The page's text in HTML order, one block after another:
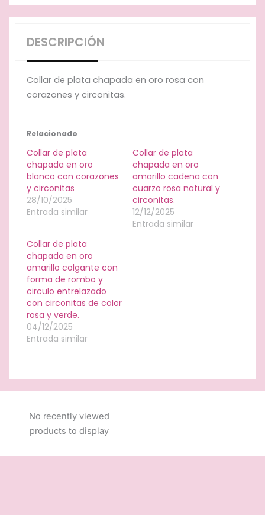
DESCRIPCIÓN
Collar de plata chapada en oro rosa con
corazones y circonitas.
Relacionado
Collar de plata
chapada en oro
blanco con corazones
y circonitas
28/10/2025
Entrada similar
Collar de plata
chapada en oro
amarillo cadena con
cuarzo rosa natural y
circonitas.
12/12/2025
Entrada similar
Collar de plata
chapada en oro
amarillo colgante con
forma de rombo y
circulo entrelazado
con circonitas de color
rosa y verde.
04/12/2025
Entrada similar
No recently viewed
products to display